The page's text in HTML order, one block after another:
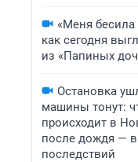
«Меня
как сегодня
из «Папиных
Остановка
машины тонут:
происходит в
после дождя —
последствий